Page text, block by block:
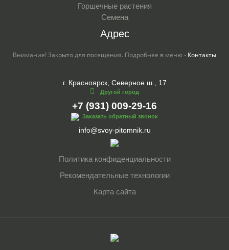
Горшечные растения
Семена
Адрес
Внимание! Закрыто для посещения. Подробнее в меню - Контакты
г. Красноярск, Северное ш., 17
Другой город
+7 (931) 009-29-16
Заказать обратный звонок
info@svoy-pitomnik.ru
Политика конфиденциальности
Рекомендательные технологии
Карта сайта